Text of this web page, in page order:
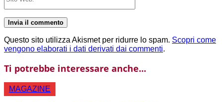
Questo sito utilizza Akismet per ridurre lo spam. Scopri come
vengono elaborati i dati derivati dai commenti.
Ti potrebbe interessare anche...
MAGAZINE